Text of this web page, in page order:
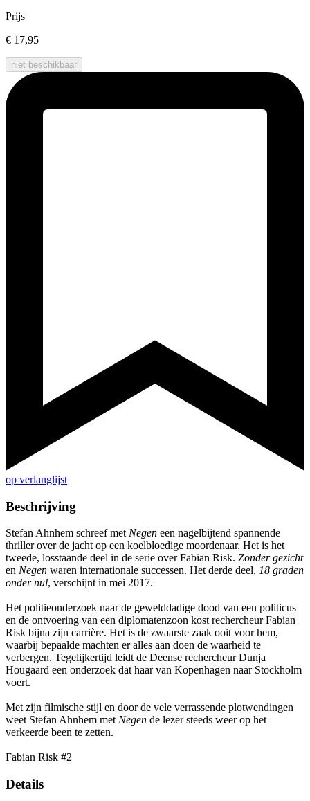
Prijs
€ 17,95
niet beschikbaar
op verlanglijst
Beschrijving
Stefan Ahnhem schreef metNegen een nagelbijtend spannende
thriller over de jacht op een koelbloedige moordenaar. Het is het
tweede, losstaande deel in de serie over Fabian Risk. Zonder gezicht
en Negen waren internationale successen. Het derde deel, 18 graden
onder nul, verschijnt in mei 2017.
Het politieonderzoek naar de gewelddadige dood van een politicus
en de ontvoering van een diplomatenzoon kost rechercheur Fabian
Risk bijna zijn carrière. Het is de zwaarste zaak ooit voor hem,
waarbij bepaalde machten er alles aan doen de waarheid te
verbergen. Tegelijkertijd leidt de Deense rechercheur Dunja
Hougaard een onderzoek dat haar van Kopenhagen naar Stockholm
voert.
Met zijn filmische stijl en door de vele verrassende plotwendingen
weet Stefan Ahnhem metNegen de lezer steeds weer op het
verkeerde been te zetten.
Fabian Risk #2
Details